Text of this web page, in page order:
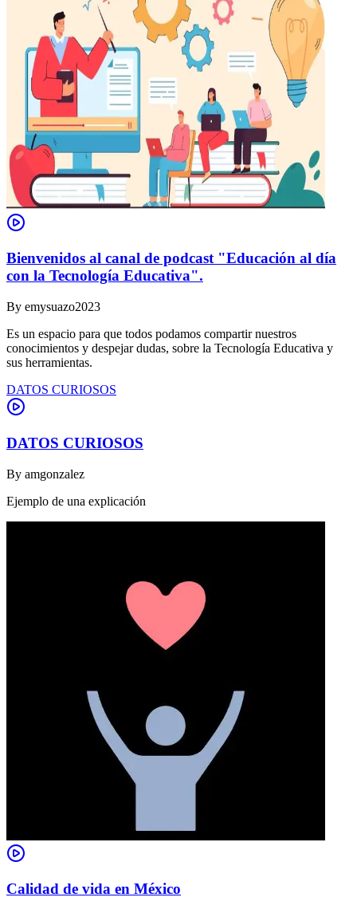
Bienvenidos al canal de podcast "Educación al día
con la Tecnología Educativa".
By emysuazo2023
Es un espacio para que todos podamos compartir nuestros
conocimientos y despejar dudas, sobre la Tecnología Educativa y
sus herramientas.
DATOS CURIOSOS
DATOS CURIOSOS
By amgonzalez
Ejemplo de una explicación
Calidad de vida en México